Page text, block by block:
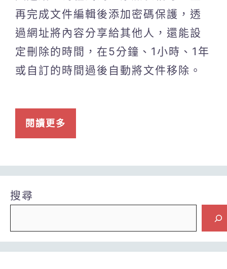
再完成文件編輯後添加密碼保護，透
過網址將內容分享給其他人，還能設
定刪除的時間，在5分鐘、1小時、1年
或自訂的時間過後自動將文件移除。
閱讀更多
搜尋